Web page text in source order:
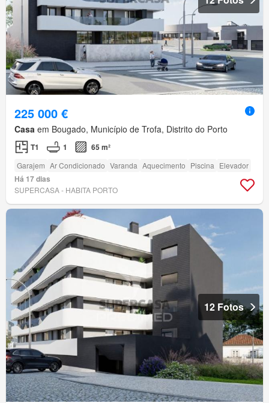
225 000 €
Casa em Bougado, Município de Trofa, Distrito do Porto
T1 1 65 m²
Garajem Ar Condicionado Varanda Aquecimento Piscina Elevador
Há 17 dias
SUPERCASA - HABITA PORTO
12 Fotos